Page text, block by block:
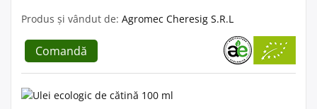
Produs și vândut de: Agromec Cheresig S.R.L
Comandă